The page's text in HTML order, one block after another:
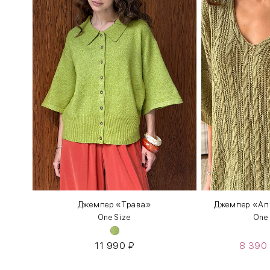
Джемпер «Трава»
One Size
11 990 ₽
Джемпер
8 390